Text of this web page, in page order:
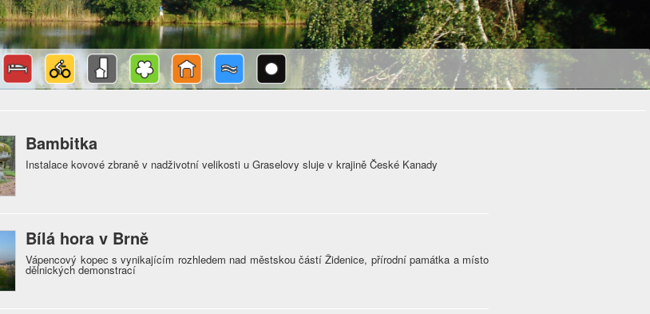
Bambitka
Instalace kovové zbraně v nadživotní velikosti u Graselovy sluje v krajině České Kanady
Bílá hora v Brně
Vápencový kopec s vynikajícím rozhledem nad městskou částí Židenice, přírodní památka a místo
dělnických demonstrací